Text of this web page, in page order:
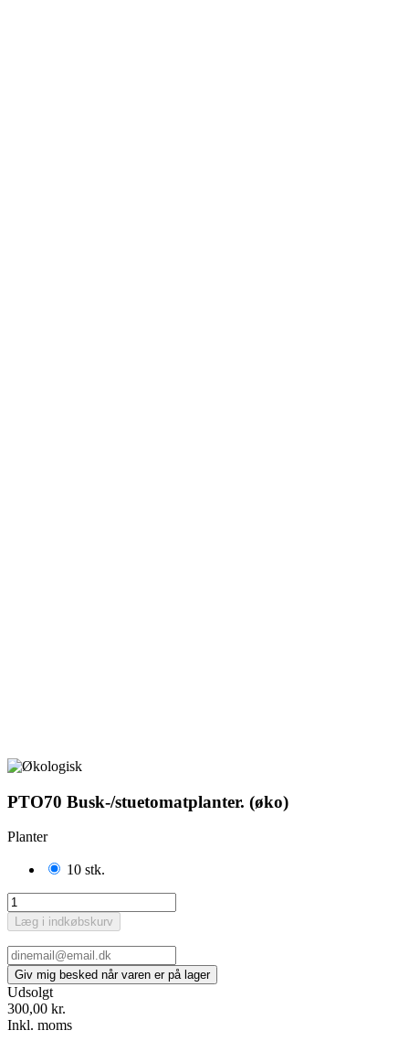
PTO70 Busk-/stuetomatplanter. (øko)
Planter
10 stk.
Læg i indkøbskurv
Udsolgt
300,00 kr.
Inkl. moms